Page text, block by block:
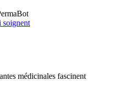
soignent
médicinales fascinent